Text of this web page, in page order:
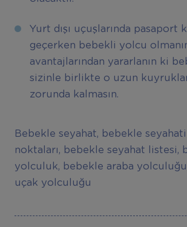
Yurt dışı uçuşlarında pasaport
geçerken bebekli yolcu
avantajlarından yararlanın ki
sizinle birlikte o uzun
zorunda kalmasın.
Bebekle seyahat, bebekle
noktaları, bebekle seyahat listesi,
yolculuk, bebekle araba
uçak yolculuğu